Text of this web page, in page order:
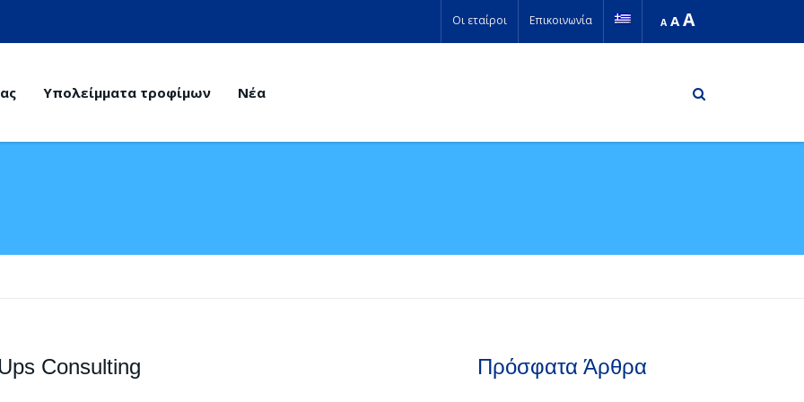
Οι εταίροι Επικοινωνία A A A
Υπολείμματα τροφίμων Νέα
Consulting Πρόσφατα Άρθρα